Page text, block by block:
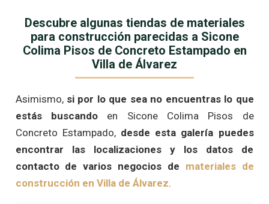
Descubre algunas tiendas de materiales
para construcción parecidas a Sicone
Colima Pisos de Concreto Estampado en
Villa de Álvarez
Asimismo, si por lo que sea no encuentras lo que
estás buscandoen Sicone Colima Pisos de
Concreto Estampado, desde esta galería puedes
encontrar las localizaciones y los datos de
contacto de varios negocios de materiales de
construcción en Villa de Álvarez.